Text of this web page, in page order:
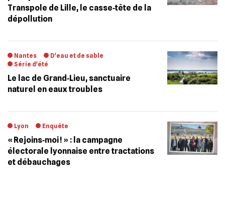
Transpole de Lille, le casse‐tête de la
dépollution
Nantes
D'eau et de sable
Série d'été
Le lac de Grand‐Lieu, sanctuaire
naturel en eaux troubles
Lyon Enquête
« Rejoins‐moi ! » : la campagne
électorale lyonnaise entre tractations
et débauchages